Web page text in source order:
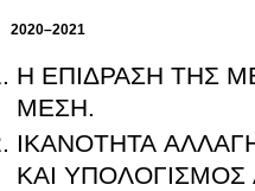
2020–2021
Η ΕΠΙΔΡΑΣΗ ΤΗΣ
ΜΕΣΗ.
ΙΚΑΝΟΤΗΤΑ
ΚΑΙ